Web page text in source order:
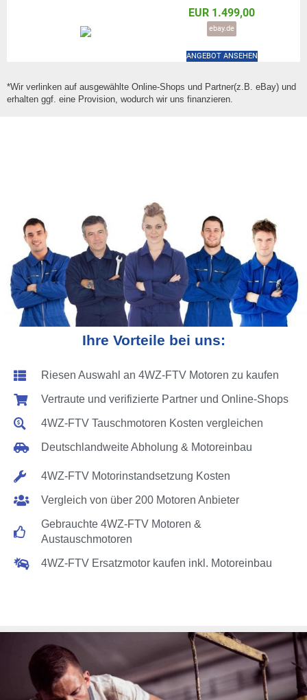
EUR 1.499,00
ebay.de
ANGEBOT ANSEHEN
*Wir verlinken auf ausgewählte Online-Shops und Partner(z.B. eBay) und
erhalten ggf. eine Provision, wodurch wir uns finanzieren.
Ihre Vorteile bei uns:
Riesen Auswahl an 4WZ-FTV Motoren zu kaufen
Vertraute und verifizierte Partner und Online-Shops
4WZ-FTV Tauschmotoren Kosten vergleichen
Deutschlandweite Abholung & Motoreinbau
4WZ-FTV Motorinstandsetzung Kosten
Vergleich von über 200 Motoren Anbieter
Gebrauchte 4WZ-FTV Motoren &
Austauschmotoren
4WZ-FTV Ersatzmotor kaufen inkl. Motoreinbau